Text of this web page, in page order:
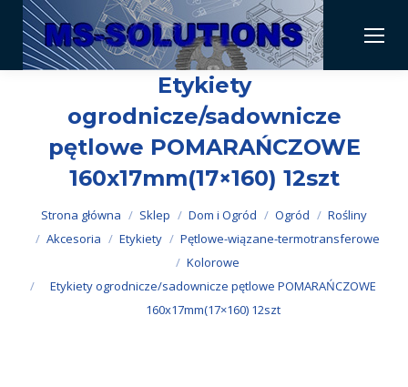
Etykiety
ogrodnicze/sadownicze
pętlowe POMARAŃCZOWE
160x17mm(17×160) 12szt
Jesteś tutaj:
Strona główna Sklep Dom i Ogród Ogród
Rośliny
Akcesoria
Etykiety
Pętlowe-wiązane-termotransferowe
Kolorowe
Etykiety ogrodnicze/sadownicze pętlowe POMARAŃCZOWE
160x17mm(17×160) 12szt